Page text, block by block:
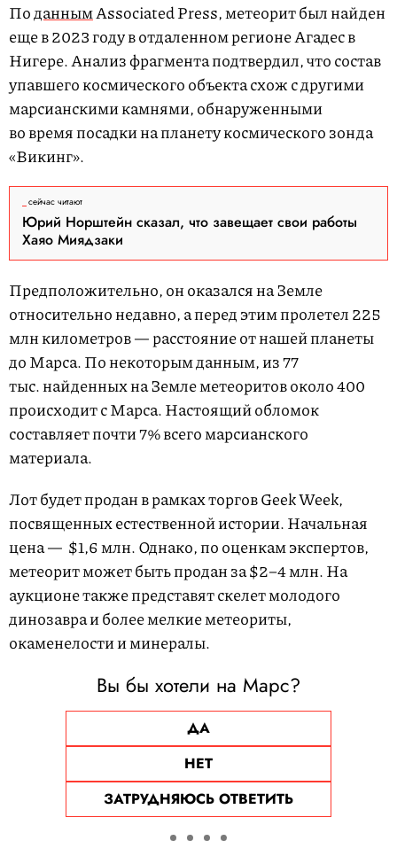
ПоданнымAssociated Press, метеорит был найден
еще в 2023 году в отдаленном регионе Агадес в
Нигере. Анализ фрагмента подтвердил, что состав
упавшего космического объекта схож с другими
марсианскими камнями, обнаруженными
во время посадки на планету космического зонда
«Викинг».
сейчас читают
Юрий Норштейн сказал, что завещает свои работы
Хаяо Миядзаки
Предположительно, он оказался на Земле
относительно недавно, а перед этим пролетел 225
млн километров — расстояние от нашей планеты
до Марса. По некоторым данным, из 77
тыс. найденных на Земле метеоритов около 400
происходит с Марса. Настоящий обломок
составляет почти 7% всего марсианского
материала.
Лот будет продан в рамках торгов Geek Week,
посвященных естественной истории. Начальная
цена — $1,6 млн. Однако, по оценкам экспертов,
метеорит может быть продан за $2–4 млн. На
аукционе также представят скелет молодого
динозавра и более мелкие метеориты,
окаменелости и минералы.
Вы бы хотели на Марс?
ДА
НЕТ
ЗАТРУДНЯЮСЬ ОТВЕТИТЬ